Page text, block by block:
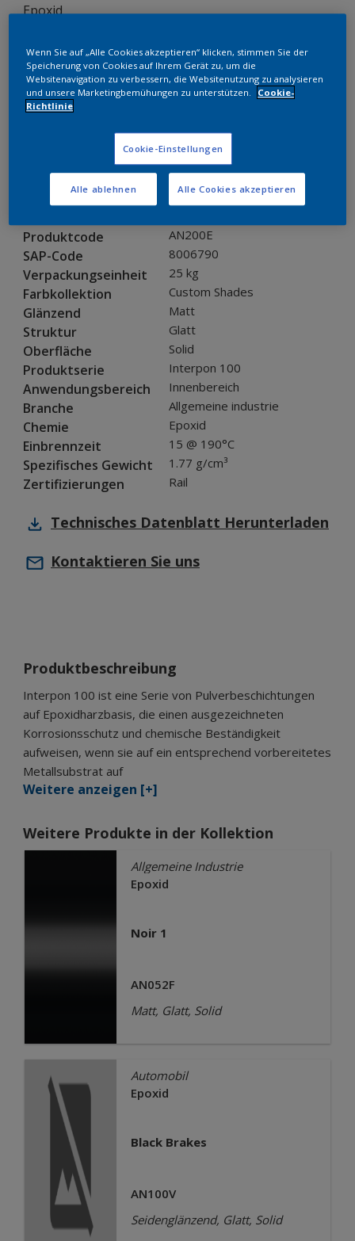
Epoxid
AN200E
Bestellen Sie direkt im Webshop
Produkteigenschaften
Produktcode AN200E
SAP-Code 8006790
Verpackungseinheit 25 kg
Farbkollektion Custom Shades
Glänzend Matt
Struktur Glatt
Oberfläche Solid
Produktserie Interpon 100
Anwendungsbereich Innenbereich
Branche Allgemeine industrie
Chemie Epoxid
Einbrennzeit 15 @ 190°C
Spezifisches Gewicht 1.77 g/cm³
Zertifizierungen Rail
Technisches Datenblatt Herunterladen
Kontaktieren Sie uns
Produktbeschreibung
Interpon 100 ist eine Serie von Pulverbeschichtungen
auf Epoxidharzbasis, die einen ausgezeichneten
Korrosionsschutz und chemische Beständigkeit
aufweisen, wenn sie auf ein entsprechend vorbereitetes
Metallsubstrat auf
Weitere anzeigen [+]
Weitere Produkte in der Kollektion
Allgemeine Industrie
Epoxid
Noir 1
AN052F
Matt, Glatt, Solid
Automobil
Epoxid
Black Brakes
AN100V
Seidenglänzend, Glatt, Solid
Wenn Sie auf „Alle Cookies akzeptieren“ klicken, stimmen Sie der
Speicherung von Cookies auf Ihrem Gerät zu, um die
Websitenavigation zu verbessern, die Websitenutzung zu analysieren
und unsere Marketingbemühungen zu unterstützen.
Cookie-
Richtlinie
Cookie-Einstellungen
Alle ablehnen Alle Cookies akzeptieren